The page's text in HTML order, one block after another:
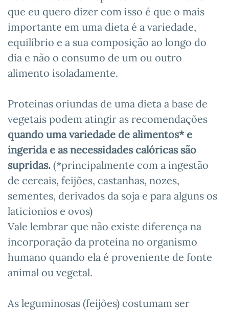
que eu quero dizer com isso é que o mais
importante em uma dieta é a variedade,
equilíbrio e a sua composição ao longo do
dia e não o consumo de um ou outro
alimento isoladamente.
Proteínas oriundas de uma dieta a base de
vegetais podem atingir as recomendações
quando uma variedade de alimentos* e
ingerida e as necessidades calóricas são
supridas. (*principalmente com a ingestão
de cereais, feijões, castanhas, nozes,
sementes, derivados da soja e para alguns os
laticionios e ovos)
Vale lembrar que não existe diferença na
incorporação da proteína no organismo
humano quando ela é proveniente de fonte
animal ou vegetal.
As leguminosas (feijões) costumam ser